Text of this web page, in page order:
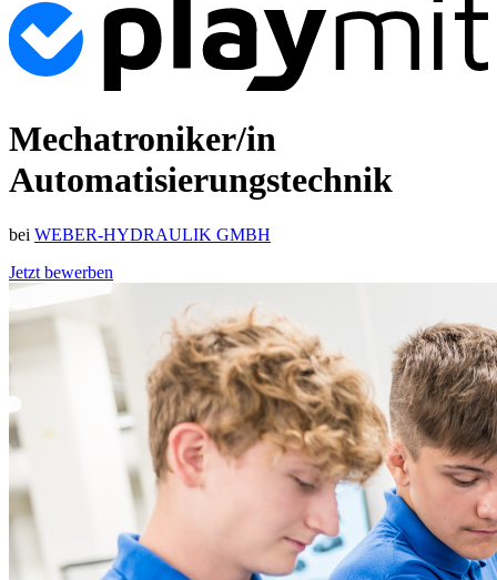
Mechatroniker/in
Automatisierungstechnik
bei WEBER-HYDRAULIK GMBH
Jetzt bewerben